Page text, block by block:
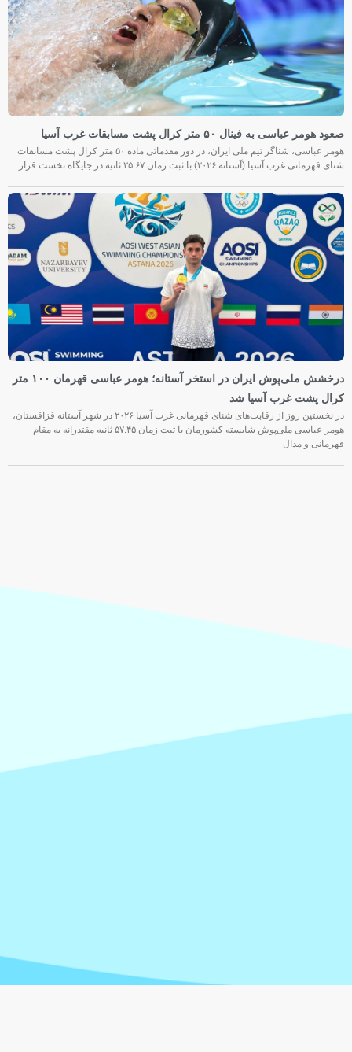
صعود هومر عباسی به فینال ۵۰ متر کرال پشت مسابقات غرب آسیا
هومر عباسی، شناگر تیم ملی ایران، در دور مقدماتی ماده ۵۰ متر کرال پشت مسابقات
شنای قهرمانی غرب آسیا (آستانه ۲۰۲۶) با ثبت زمان ۲۵.۶۷ ثانیه در جایگاه نخست قرار
درخشش ملی‌پوش ایران در استخر آستانه؛ هومر عباسی قهرمان ۱۰۰ متر
کرال پشت غرب آسیا شد
در نخستین روز از رقابت‌های شنای قهرمانی غرب آسیا ۲۰۲۶ در شهر آستانه قزاقستان،
هومر عباسی ملی‌پوش شایسته کشورمان با ثبت زمان ۵۷.۴۵ ثانیه مقتدرانه به مقام
قهرمانی و مدال